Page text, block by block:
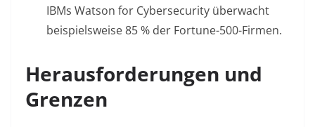
IBMs Watson for Cybersecurity überwacht
beispielsweise 85 % der Fortune-500-Firmen.
Herausforderungen und
Grenzen